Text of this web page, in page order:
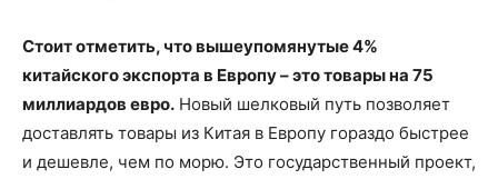
Стоит отметить, что вышеупомянутые 4%
китайского экспорта в Европу – это товары на 75
миллиардов евро. Новый шелковый путь позволяет
доставлять товары из Китая в Европу гораздо быстрее
и дешевле, чем по морю. Это государственный проект,